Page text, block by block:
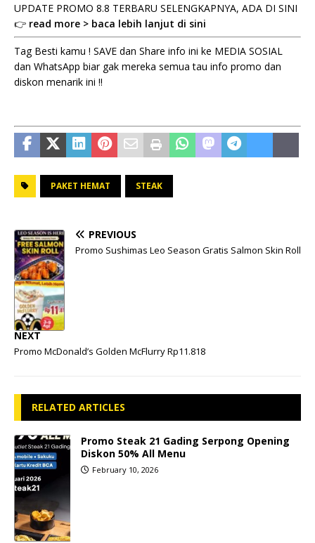
UPDATE PROMO 8.8 TERBARU SELENGKAPNYA, ADA DI SINI
👉 read more > baca lebih lanjut di sini
Tag Besti kamu ! SAVE dan Share info ini ke MEDIA SOSIAL
dan WhatsApp biar gak mereka semua tau info promo dan
diskon menarik ini !!
PAKET HEMAT STEAK
PREVIOUS
Promo Sushimas Leo Season Gratis Salmon Skin Roll
NEXT
Promo McDonald’s Golden McFlurry Rp11.818
RELATED ARTICLES
Promo Steak 21 Gading Serpong Opening
Diskon 50% All Menu
February 10, 2026